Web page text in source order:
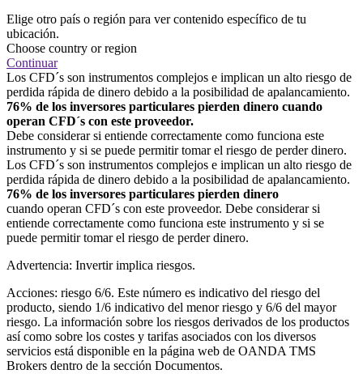
Elige otro país o región para ver contenido específico de tu
ubicación.
Choose country or region
Continuar
Los CFD´s son instrumentos complejos e implican un alto riesgo de
perdida rápida de dinero debido a la posibilidad de apalancamiento.
76% de los inversores particulares pierden dinero cuando
operan CFD´s con este proveedor.
Debe considerar si entiende correctamente como funciona este
instrumento y si se puede permitir tomar el riesgo de perder dinero.
Los CFD´s son instrumentos complejos e implican un alto riesgo de
perdida rápida de dinero debido a la posibilidad de apalancamiento.
76% de los inversores particulares pierden dinero
cuando operan CFD´s con este proveedor. Debe considerar si
entiende correctamente como funciona este instrumento y si se
puede permitir tomar el riesgo de perder dinero.
Advertencia: Invertir implica riesgos.
Acciones: riesgo 6/6. Este número es indicativo del riesgo del
producto, siendo 1/6 indicativo del menor riesgo y 6/6 del mayor
riesgo. La información sobre los riesgos derivados de los productos
así como sobre los costes y tarifas asociados con los diversos
servicios está disponible en la página web de OANDA TMS
Brokers dentro de la sección Documentos.